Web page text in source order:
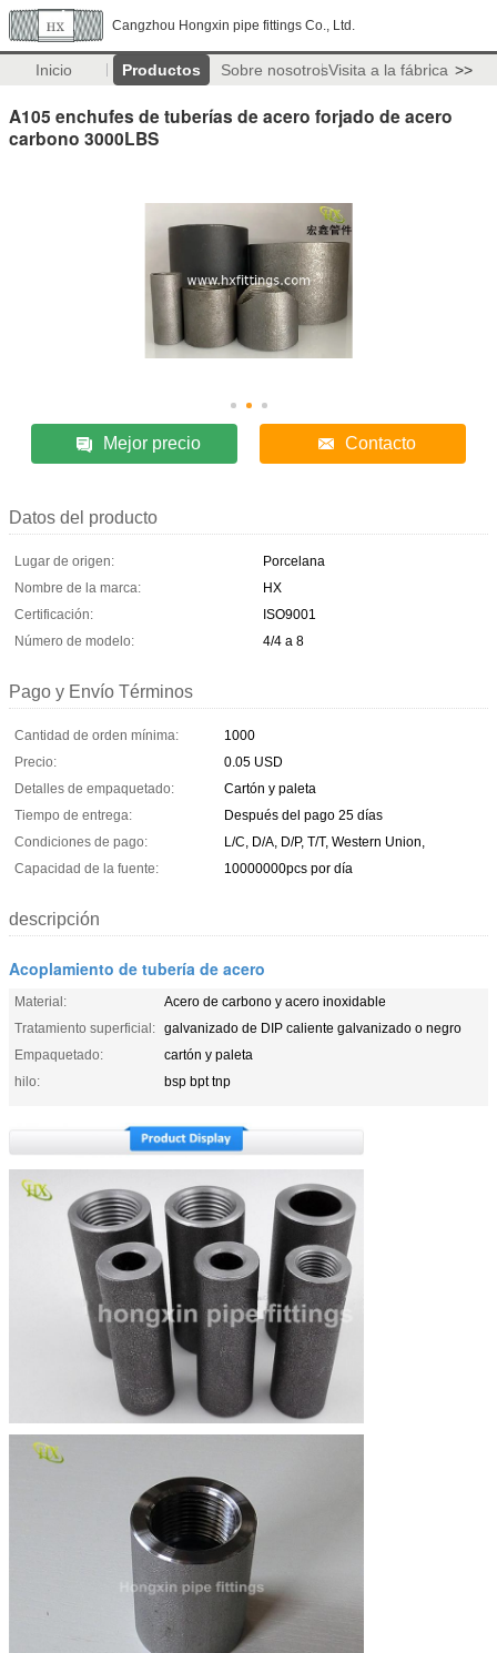
Cangzhou Hongxin pipe fittings Co., Ltd.
Inicio Productos Sobre nosotrosVisita a la fábrica >>
A105 enchufes de tuberías de acero forjado de acero
carbono 3000LBS
Mejor precio Contacto
Datos del producto
Lugar de origen:
Porcelana
Nombre de la marca:
HX
Certificación:
ISO9001
Número de modelo:
4/4 a 8
Pago y Envío Términos
Cantidad de orden mínima:
1000
Precio:
0.05 USD
Detalles de empaquetado:
Cartón y paleta
Tiempo de entrega:
Después del pago 25 días
Condiciones de pago:
L/C, D/A, D/P, T/T, Western Union,
Capacidad de la fuente:
10000000pcs por día
descripción
Acoplamiento de tubería de acero
Material:
Acero de carbono y acero inoxidable
Tratamiento superficial: galvanizado de DIP caliente galvanizado o negro
Empaquetado:
cartón y paleta
hilo:
bsp bpt tnp